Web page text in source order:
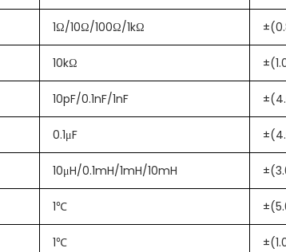
1Ω/10Ω/100Ω/1kΩ
10kΩ
10pF/0.1nF/1nF
0.1μF
10μH/0.1mH/1mH/10mH
1℃
1℃